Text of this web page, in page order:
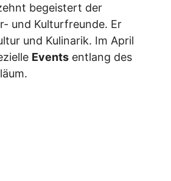
begeistert der
und Kulturfreunde. Er
und Kulinarik. Im April
Events entlang des